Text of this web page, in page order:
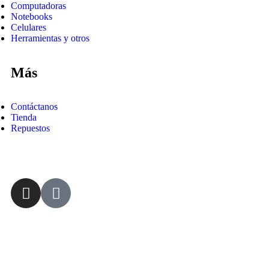
Computadoras
Notebooks
Celulares
Herramientas y otros
Más
Contáctanos
Tienda
Repuestos